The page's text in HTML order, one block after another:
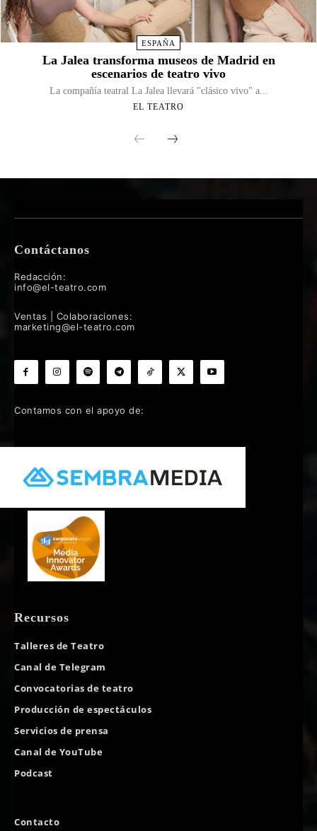
ESPAÑA
La Jalea transforma museos de Madrid en
escenarios de teatro vivo
La compañía teatral La Jalea llevará "clásico vivo" a...
EL TEATRO
Contáctanos
Redacción:
info@el-teatro.com
Ventas | Colaboraciones:
marketing@el-teatro.com
Contamos con el apoyo de:
Recursos
Talleres de Teatro
Canal de Telegram
Convocatorias de teatro
Producción de espectáculos
Servicios de prensa
Canal de YouTube
Podcast
Contacto